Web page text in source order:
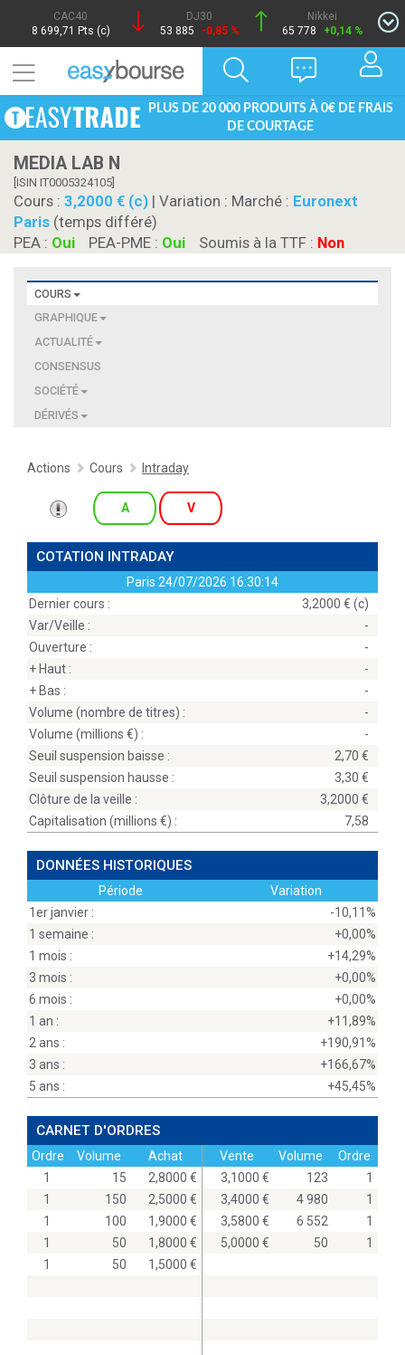
CAC40
8 699,71 Pts (c)
DJ30
53 885
-0,85 %
Nikkei
65 778
+0,14 %
PLUS DE 20 000 PRODUITS À 0€ DE FRAIS
DE COURTAGE
MEDIA LAB N
[ISIN IT0005324105]
Cours : 3,2000 € (c) | Variation : Marché : Euronext
Paris (temps différé)
PEA : Oui PEA-PME : Oui Soumis à la TTF : Non
COURS
GRAPHIQUE
ACTUALITÉ
CONSENSUS
SOCIÉTÉ
DÉRIVÉS
Actions Cours Intraday
A V
COTATION INTRADAY
Paris 24/07/2026 16:30:14
Dernier cours :
3,2000 € (c)
Var/Veille :
-
Ouverture :
-
+ Haut :
-
+ Bas :
-
Volume (nombre de titres) :
-
Volume (millions
) :
-
Seuil suspension baisse :
2,70
Seuil suspension hausse :
3,30
Clôture de la veille :
3,2000
Capitalisation (millions
) : 7,58
DONNÉES HISTORIQUES
Période
Variation
1er janvier :
-10,11%
1 semaine :
+0,00%
1 mois :
+14,29%
3 mois :
+0,00%
6 mois :
+0,00%
1 an :
+11,89%
2 ans :
+190,91%
3 ans :
+166,67%
5 ans :
+45,45%
CARNET D'ORDRES
Ordre Volume
Achat
1
15
2,8000
1
150
2,5000
1
100
1,9000
1
50
1,8000
1
50 1,5000
Vente Volume
Ordre
3,1000
123
1
3,4000
4 980
1
3,5800
6 552
1
5,0000
50 1